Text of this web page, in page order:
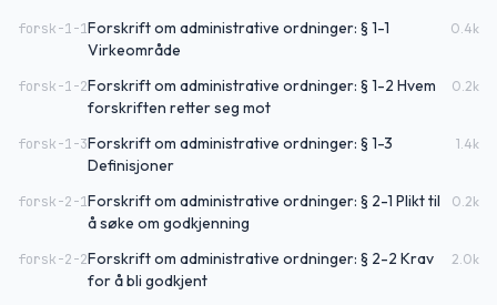
forsk-1-1Forskrift om administrative ordninger: § 1-1
Virkeområde
0.4k
forsk-1-2Forskrift om administrative ordninger: § 1-2 Hvem
forskriften retter seg mot
0.2k
forsk-1-3Forskrift om administrative ordninger: § 1-3
Definisjoner
1.4k
forsk-2-1Forskrift om administrative ordninger: § 2-1 Plikt til
å søke om godkjenning
0.2k
forsk-2-2Forskrift om administrative ordninger: § 2-2 Krav
for å bli godkjent
2.0k